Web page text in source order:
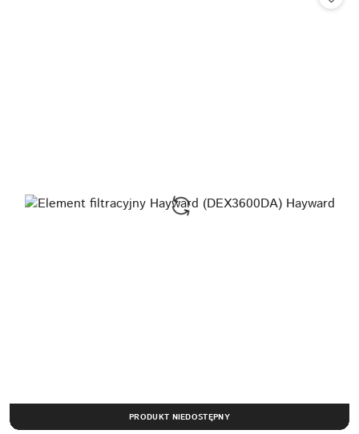
PRODUKT NIEDOSTĘPNY